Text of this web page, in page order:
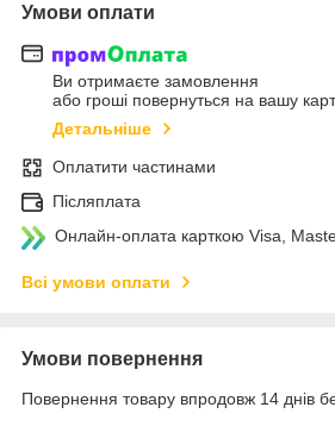
Умови оплати
Ви отримаєте замовлення
або гроші повернуться на вашу
Детальніше
Оплатити частинами
Післяплата
Онлайн-оплата карткою Visa,
Всі умови оплати
Умови повернення
Повернення товару впродовж 14 днів